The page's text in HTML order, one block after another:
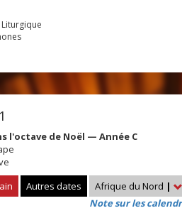
l'octave de Noël — Année C
Autres dates Afrique du Nord |
Note sur les